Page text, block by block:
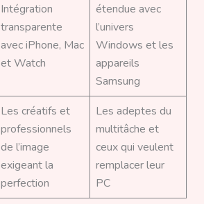
Intégration
transparente
avec iPhone, Mac
et Watch
étendue avec
l’univers
Windows et les
appareils
Samsung
Les créatifs et
professionnels
de l’image
exigeant la
perfection
Les adeptes du
multitâche et
ceux qui veulent
remplacer leur
PC